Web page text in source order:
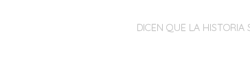
MENÚ
SALTARDICEN QUE LA HISTORIA